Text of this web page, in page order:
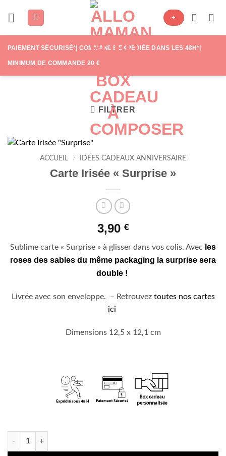
+
PAIEMENT SÉCURISÉ*| COMMANDE EXPÉDIÉE DANS LES 48H*|
MINIMUM DE COMMANDE 20 €
FILTRER
ACCUEIL / IDÉES CADEAUX ANNIVERSAIRE
Carte Irisée « Surprise »
3,90 €
Sublime carte « Surprise » à glisser dans vos colis. Avec les
roses des sables du même packaging la surprise sera
double !
Livrée avec son enveloppe. – Retrouveztoutes nos cartes
ici
Dimensions 12,5 x 12,1 cm
quantité de Carte Irisée "Surprise"